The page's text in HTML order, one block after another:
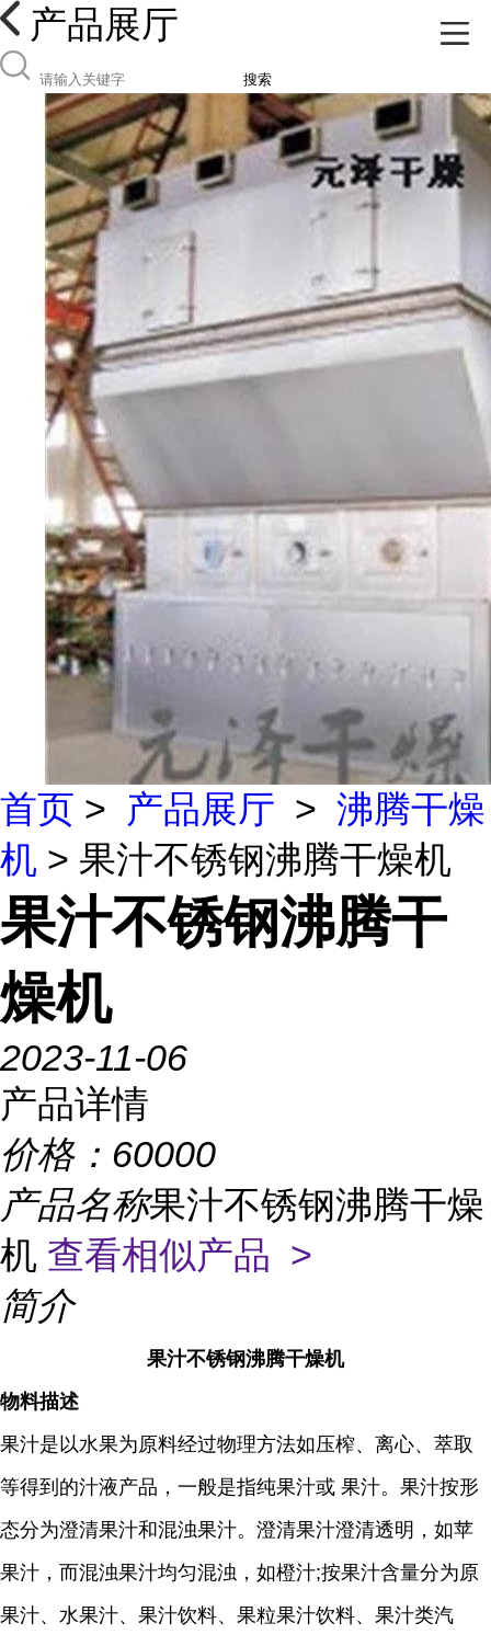
产品展厅
搜索
首页 > 产品展厅 > 沸腾干燥
机 > 果汁不锈钢沸腾干燥机
果汁不锈钢沸腾干
燥机
2023-11-06
产品详情
价格： 60000
产品名称果汁不锈钢沸腾干燥
机 查看相似产品 >
简介
果汁不锈钢沸腾干燥机
物料描述
果汁是以水果为原料经过物理方法如压榨、离心、萃取
等得到的汁液产品，一般是指纯果汁或 果汁。果汁按形
态分为澄清果汁和混浊果汁。澄清果汁澄清透明，如苹
果汁，而混浊果汁均匀混浊，如橙汁;按果汁含量分为原
果汁、水果汁、果汁饮料、果粒果汁饮料、果汁类汽